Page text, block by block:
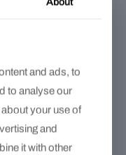
About
and ads, to
to analyse our
your use of
and
it with other